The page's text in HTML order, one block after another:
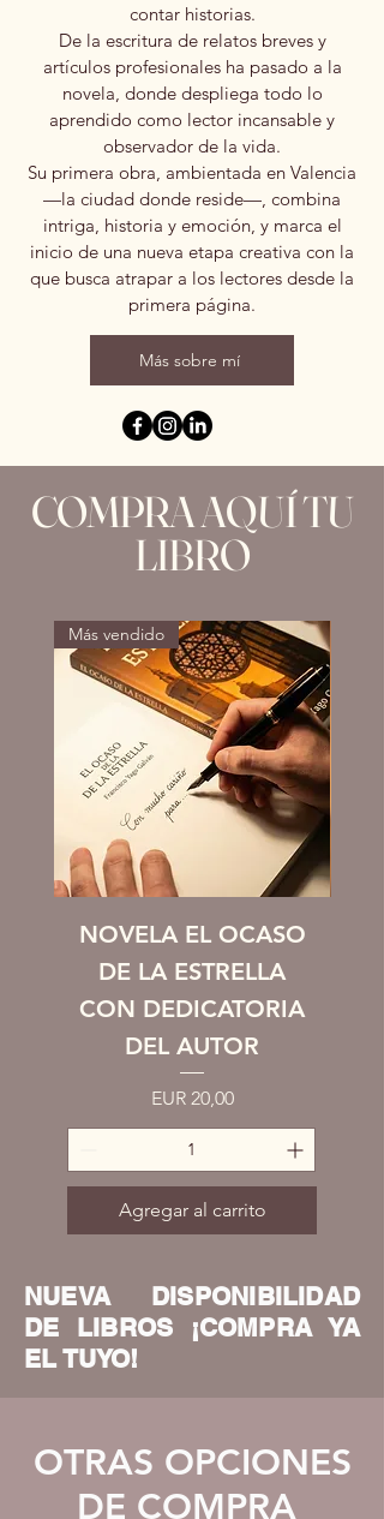
contar historias.
De la escritura de relatos breves y
artículos profesionales ha pasado a la
novela, donde despliega todo lo
aprendido como lector incansable y
observador de la vida.
Su primera obra, ambientada en Valencia
—la ciudad donde reside—, combina
intriga, historia y emoción, y marca el
inicio de una nueva etapa creativa con la
que busca atrapar a los lectores desde la
primera página.
Más sobre mí
COMPRA AQUÍ TU
LIBRO
Más vendido
NOVELA EL OCASO
DE LA ESTRELLA
CON DEDICATORIA
DEL AUTOR
Precio
EUR 20,00
Agregar al carrito
NUEVA DISPONIBILIDAD
DE LIBROS ¡COMPRA YA
EL TUYO!
OTRAS OPCIONES
DE COMPRA